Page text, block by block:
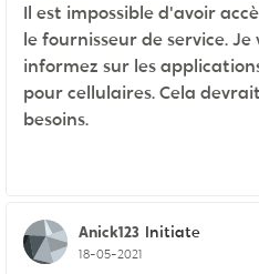
Il est impossible d'avoir
le fournisseur de service. Je
informez sur les
pour cellulaires. Cela
besoins.
Anick123 Initiate
18-05-2021